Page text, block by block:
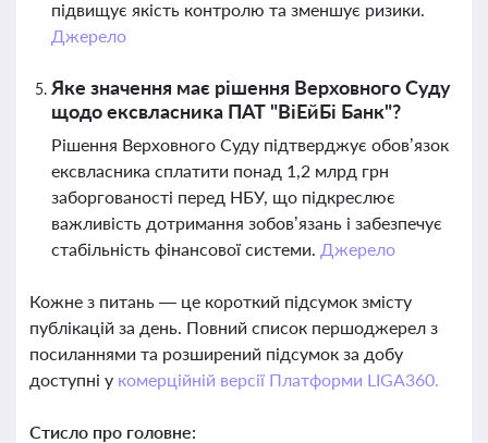
підвищує якість контролю та зменшує ризики.
Джерело
Яке значення має рішення Верховного Суду
щодо ексвласника ПАТ "ВіЕйБі Банк"?
Рішення Верховного Суду підтверджує обов’язок
ексвласника сплатити понад 1,2 млрд грн
заборгованості перед НБУ, що підкреслює
важливість дотримання зобов’язань і забезпечує
стабільність фінансової системи. Джерело
Кожне з питань — це короткий підсумок змісту
публікацій за день. Повний список першоджерел з
посиланнями та розширений підсумок за добу
доступні у комерційній версії Платформи LIGA360.
Стисло про головне: